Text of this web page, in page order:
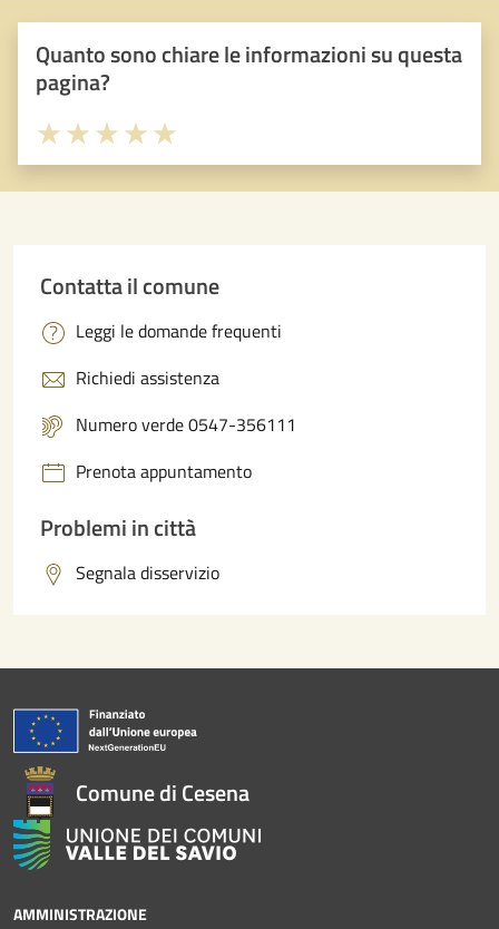
Quanto sono chiare le informazioni su questa
pagina?
Valuta 5 stelle su 5
Valuta 4 stelle su 5
Valuta 3 stelle su 5
Valuta 2 stelle su 5
Valuta 1 stelle su 5
Contatta il comune
Leggi le domande frequenti
Richiedi assistenza
Numero verde 0547-356111
Prenota appuntamento
Problemi in città
Segnala disservizio
Comune di Cesena
AMMINISTRAZIONE